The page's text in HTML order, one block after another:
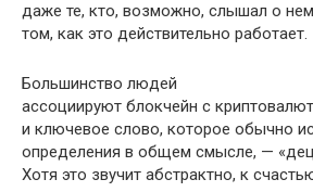
даже те, кто, возможно, слышал о
том, как это действительно работает.
Большинство людей
ассоциируют блокчейн с
и ключевое слово, которое обычно
определения в общем смысле, —
Хотя это звучит абстрактно, к